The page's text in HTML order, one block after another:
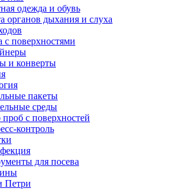
одежда и обувь
органов дыхания и слуха
с поверхностями
и конверты
пакеты
среды
с поверхностей
контроль
для посева
Петри